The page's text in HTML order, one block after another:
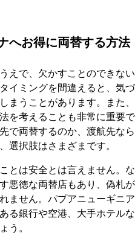
へお得に両替する方法
えで、欠かすことのできない
イミングを間違えると、気づ
まうことがあります。また、
を考えることも非常に重要で
で両替するのか、渡航先なら
選択肢はさまざまです。
とは安全とは言えません。な
悪徳な両替店もあり、偽札が
ません。パプアニューギニア
る銀行や空港、大手ホテルな
う。